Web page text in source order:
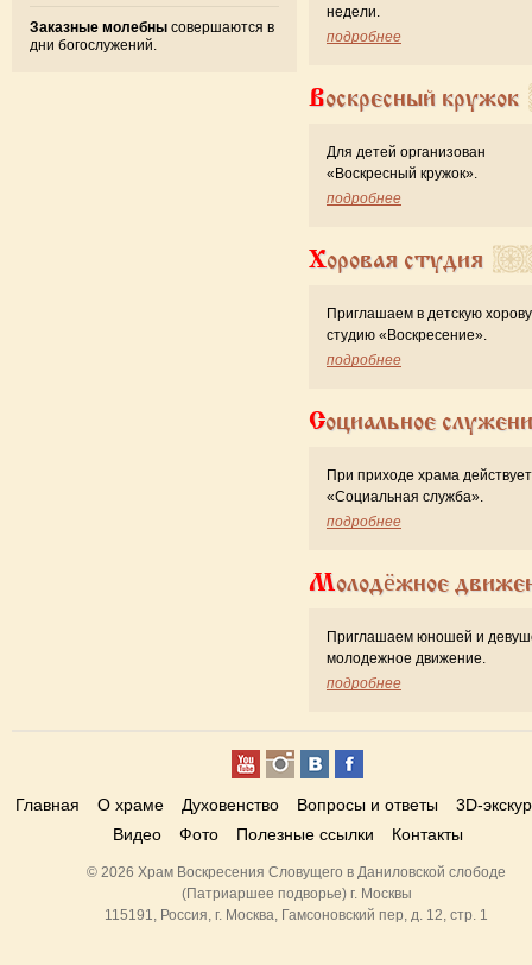
Заказные молебны совершаются в
дни богослужений.
недели.
подробнее
Воскресный кружок
Для детей организован
«Воскресный кружок».
подробнее
Хоровая студия
Приглашаем в детскую
студию «Воскресение».
подробнее
Социальное
При приходе храма действует
«Cоциальная служба».
подробнее
Молодёжное
Приглашаем юношей и
молодежное движение.
подробнее
Главная О храме Духовенство Вопросы и ответы
3D-
Видео
Фото Полезные ссылки Контакты
© 2026 Храм Воскресения Словущего в Даниловской слободе
(Патриаршее подворье) г. Москвы
115191, Россия, г. Москва, Гамсоновский пер, д. 12, стр. 1